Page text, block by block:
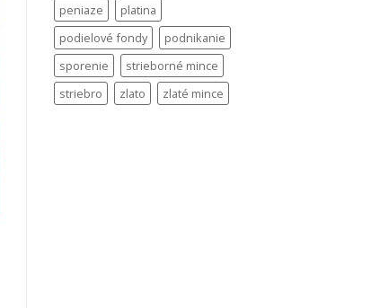
peniaze
platina
podielové fondy
podnikanie
sporenie
strieborné mince
striebro
zlato zlaté mince